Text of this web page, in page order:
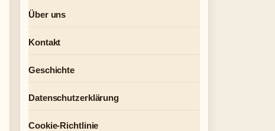
Über uns
Kontakt
Geschichte
Datenschutzerklärung
Cookie-Richtlinie